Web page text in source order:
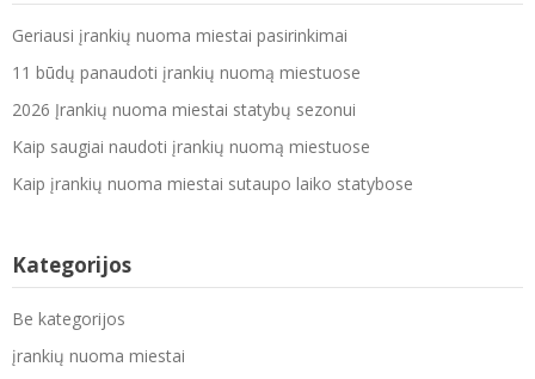
Geriausi įrankių nuoma miestai pasirinkimai
11 būdų panaudoti įrankių nuomą miestuose
2026 Įrankių nuoma miestai statybų sezonui
Kaip saugiai naudoti įrankių nuomą miestuose
Kaip įrankių nuoma miestai sutaupo laiko statybose
Kategorijos
Be kategorijos
įrankių nuoma miestai